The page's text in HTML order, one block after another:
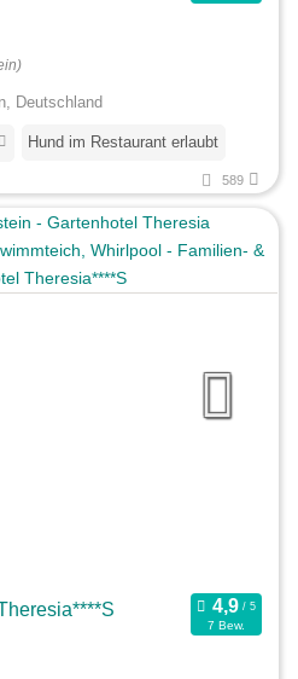
Deutschland
Hund im Restaurant erlaubt
589
7 Bew.